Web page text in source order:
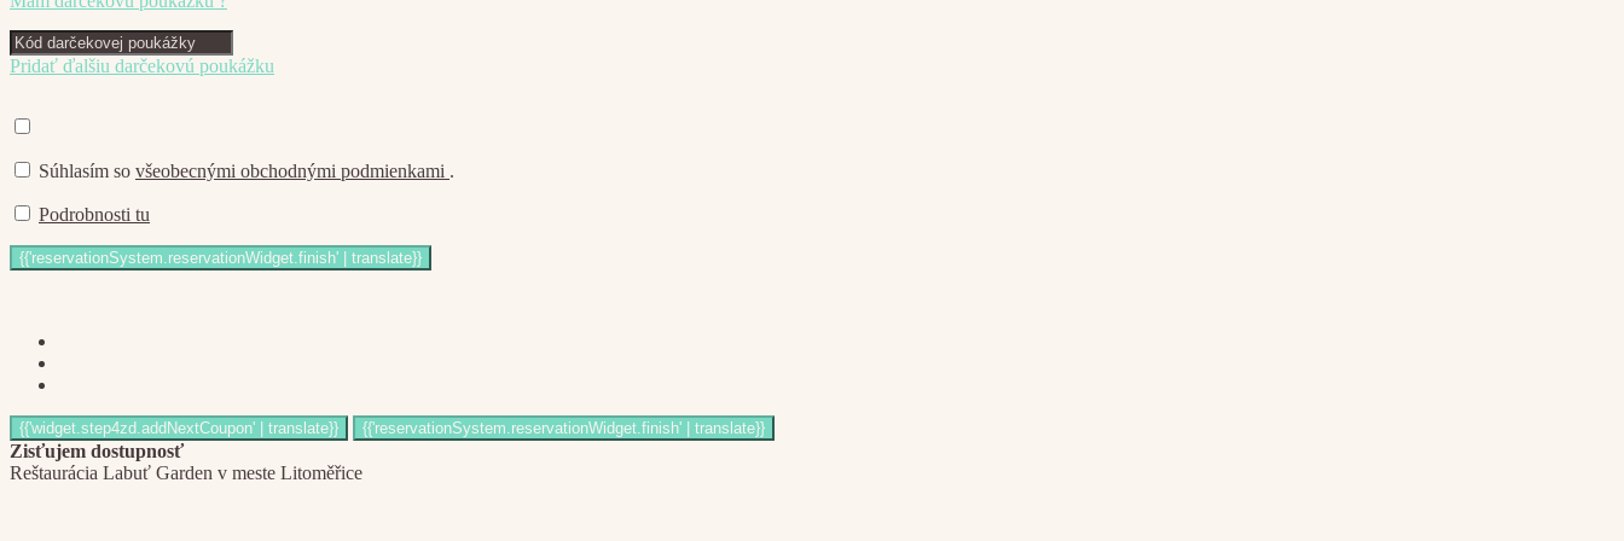
Pridať ďalšiu darčekovú poukážku
Súhlasím so všeobecnými obchodnými podmienkami .
Podrobnosti tu
Zisťujem dostupnosť
Reštaurácia Labuť Garden v meste Litoměřice